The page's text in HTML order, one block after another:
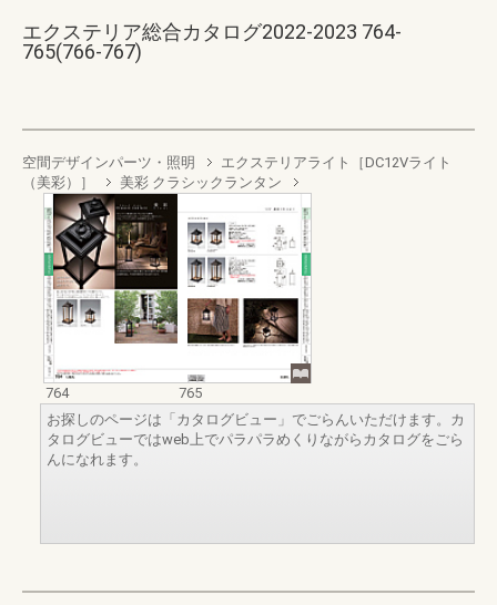
エクステリア総合カタログ2022-2023 764-
765(766-767)
空間デザインパーツ・照明
エクステリアライト［DC12Vライト
（美彩）］
美彩 クラシックランタン
764
765
お探しのページは「カタログビュー」でごらんいただけます。カ
タログビューではweb上でパラパラめくりながらカタログをごら
んになれます。